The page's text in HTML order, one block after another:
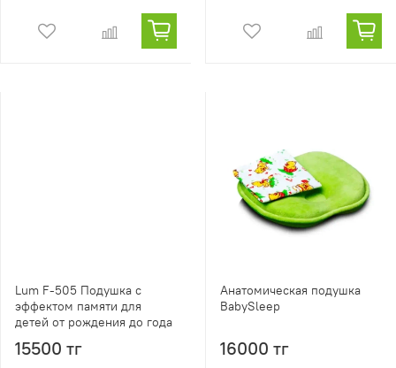
Lum F-505 Подушка с
эффектом памяти для
детей от рождения до года
15500 тг
Анатомическая подушка
BabySleep
16000 тг